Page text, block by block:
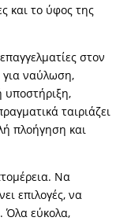
και το ύφος της
στον
ναύλωση,
υποστήριξη,
ταιριάζει
πλοήγηση και
Να
επιλογές, να
Όλα εύκολα,